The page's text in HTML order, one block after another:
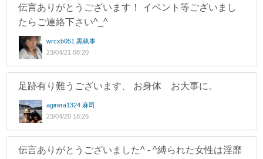
伝言ありがとうございます！ イベント等ございまし
たらご連絡下さい^_^
wrcxb051 黒執事
23/04/21 08:20
足跡有り難うございます、 お身体 お大事に。
agirera1324 麻司
23/04/20 18:26
伝言ありがとうございました^ - ^縛られた女性は淫靡